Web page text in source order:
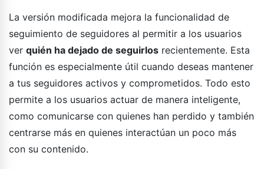
La versión modificada mejora la funcionalidad de
seguimiento de seguidores al permitir a los usuarios
ver quién ha dejado de seguirlos recientemente. Esta
función es especialmente útil cuando deseas mantener
a tus seguidores activos y comprometidos. Todo esto
permite a los usuarios actuar de manera inteligente,
como comunicarse con quienes han perdido y también
centrarse más en quienes interactúan un poco más
con su contenido.